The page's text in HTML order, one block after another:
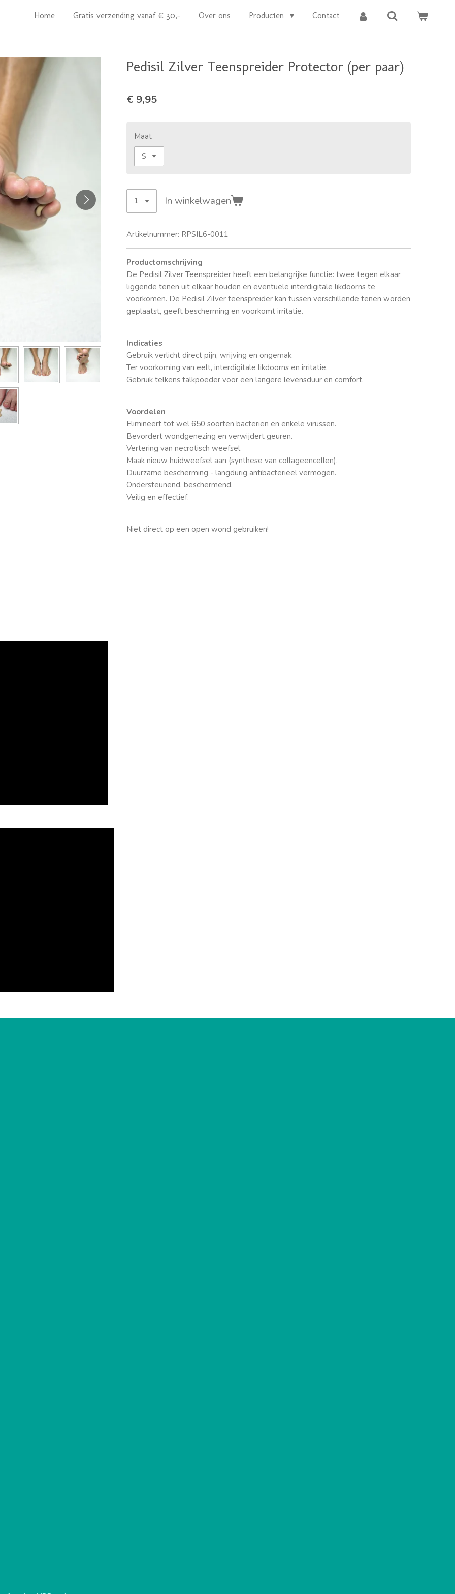
Home Gratis verzending vanaf € 30,- Over ons Producten Contact
Pedisil Zilver Teenspreider Protector (per paar)
€ 9,95
Maat
In winkelwagen
Artikelnummer: RPSIL6-0011
Productomschrijving
De Pedisil Zilver Teenspreider heeft een belangrijke functie: twee tegen elkaar
liggende tenen uit elkaar houden en eventuele interdigitale likdoorns te
voorkomen. De Pedisil Zilver teenspreider kan tussen verschillende tenen worden
geplaatst, geeft bescherming en voorkomt irritatie.
Indicaties
Gebruik verlicht direct pijn, wrijving en ongemak.
Ter voorkoming van eelt, interdigitale likdoorns en irritatie.
Gebruik telkens talkpoeder voor een langere levensduur en comfort.
Voordelen
Elimineert tot wel 650 soorten bacteriën en enkele virussen.
Bevordert wondgenezing en verwijdert geuren.
Vertering van necrotisch weefsel.
Maak nieuw huidweefsel aan (synthese van collageencellen).
Duurzame bescherming - langdurig antibacterieel vermogen.
Ondersteunend, beschermend.
Veilig en effectief.
Niet direct op een open wond gebruiken!